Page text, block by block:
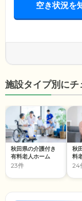
空き状況を
施設タイプ別にチ
秋田県の介護付き
有料老人ホーム
23件
秋
料
24